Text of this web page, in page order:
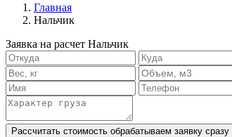
Главная
Нальчик
Заявка на расчет Нальчик
Рассчитать стоимость обрабатываем заявку сразу